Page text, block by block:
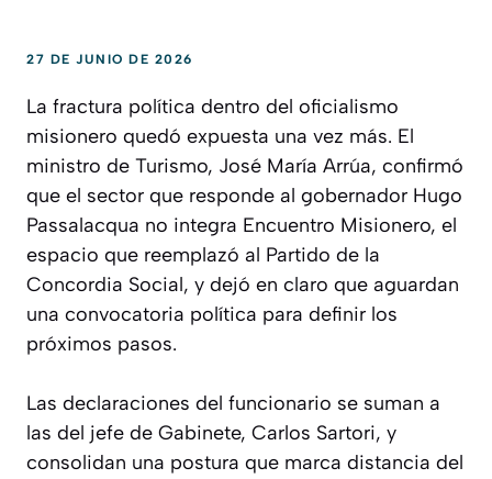
27 DE JUNIO DE 2026
La fractura política dentro del oficialismo
misionero quedó expuesta una vez más. El
ministro de Turismo, José María Arrúa, confirmó
que el sector que responde al gobernador Hugo
Passalacqua no integra Encuentro Misionero, el
espacio que reemplazó al Partido de la
Concordia Social, y dejó en claro que aguardan
una convocatoria política para definir los
próximos pasos.
Las declaraciones del funcionario se suman a
las del jefe de Gabinete, Carlos Sartori, y
consolidan una postura que marca distancia del